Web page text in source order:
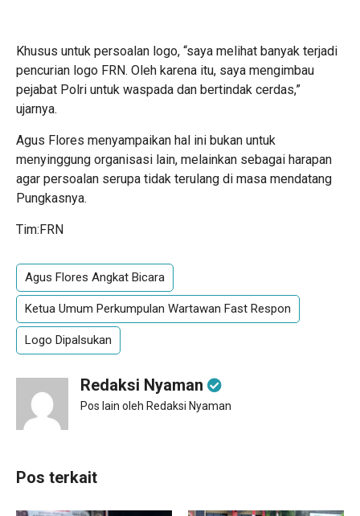
Khusus untuk persoalan logo, “saya melihat banyak terjadi
pencurian logo FRN. Oleh karena itu, saya mengimbau
pejabat Polri untuk waspada dan bertindak cerdas,”
ujarnya.
Agus Flores menyampaikan hal ini bukan untuk
menyinggung organisasi lain, melainkan sebagai harapan
agar persoalan serupa tidak terulang di masa mendatang
Pungkasnya.
Tim:FRN
Agus Flores Angkat Bicara
Ketua Umum Perkumpulan Wartawan Fast Respon
Logo Dipalsukan
Redaksi Nyaman
Pos lain oleh Redaksi Nyaman
Pos terkait